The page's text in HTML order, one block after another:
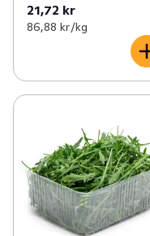
21,72 kr
86,88 kr /kg